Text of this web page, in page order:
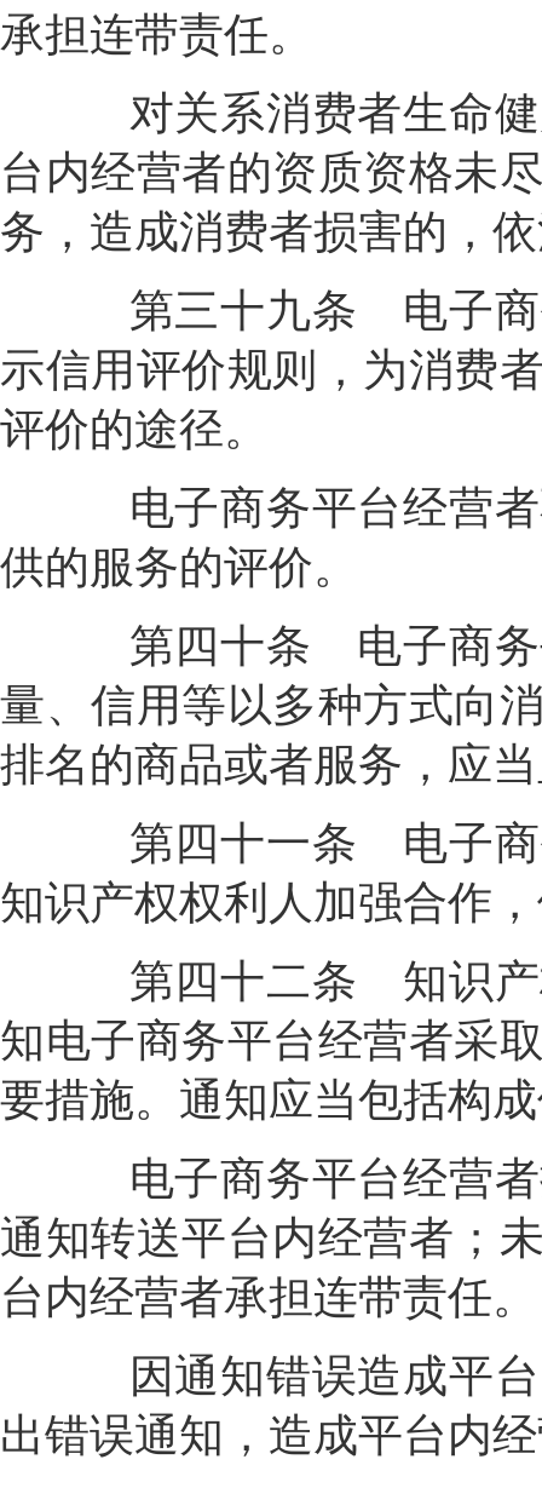
承担连带责任。
对关系消费者生命健
台内经营者的资质资格未
务，造成消费者损害的，
第三十九条 电子
示信用评价规则，为消费
评价的途径。
电子商务平台经营者
供的服务的评价。
第四十条 电子商
量、信用等以多种方式向
排名的商品或者服务，应
第四十一条 电子
知识产权权利人加强合作
第四十二条 知识
知电子商务平台经营者采
要措施。通知应当包括构
电子商务平台经营者
通知转送平台内经营者；
台内经营者承担连带责任。
因通知错误造成平台
出错误通知，造成平台内